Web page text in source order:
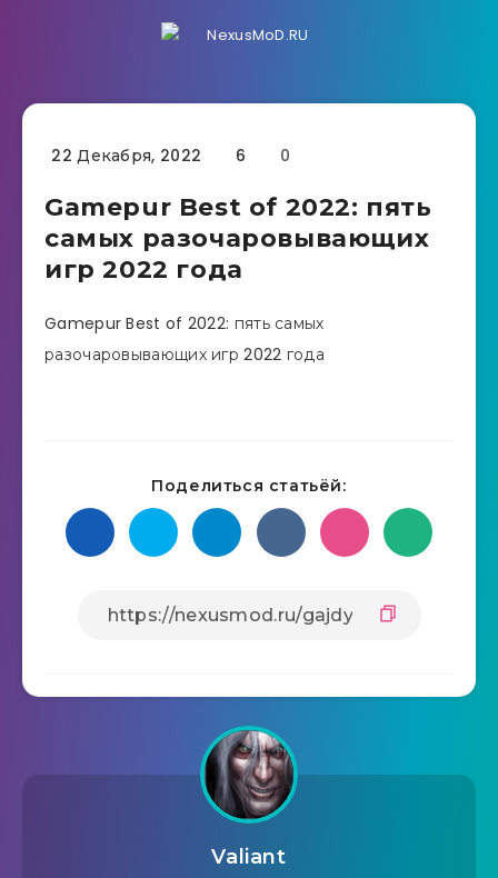
22 Декабря, 2022 6 0
Gamepur Best of 2022: пять
самых разочаровывающих
игр 2022 года
Gamepur Best of 2022: пять самых
разочаровывающих игр 2022 года
Поделиться статьёй:
Valiant